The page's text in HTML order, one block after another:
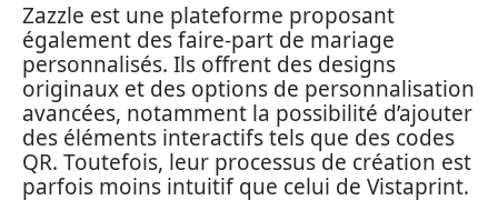
Zazzle est une plateforme proposant
également des faire-part de mariage
personnalisés. Ils offrent des designs
originaux et des options de personnalisation
avancées, notamment la possibilité d’ajouter
des éléments interactifs tels que des codes
QR. Toutefois, leur processus de création est
parfois moins intuitif que celui de Vistaprint.